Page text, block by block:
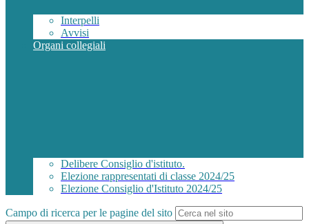
Interpelli
Avvisi
Organi collegiali
Delibere Consiglio d'istituto.
Elezione rappresentati di classe 2024/25
Elezione Consiglio d'Istituto 2024/25
Campo di ricerca per le pagine del sito